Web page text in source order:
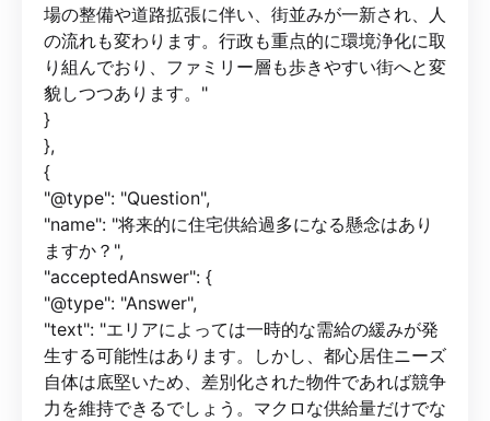
場の整備や道路拡張に伴い、街並みが一新され、人
の流れも変わります。行政も重点的に環境浄化に取
り組んでおり、ファミリー層も歩きやすい街へと変
貌しつつあります。"
}
},
{
"@type": "Question",
"name": "将来的に住宅供給過多になる懸念はあり
ますか？",
"acceptedAnswer": {
"@type": "Answer",
"text": "エリアによっては一時的な需給の緩みが発
生する可能性はあります。しかし、都心居住ニーズ
自体は底堅いため、差別化された物件であれば競争
力を維持できるでしょう。マクロな供給量だけでな